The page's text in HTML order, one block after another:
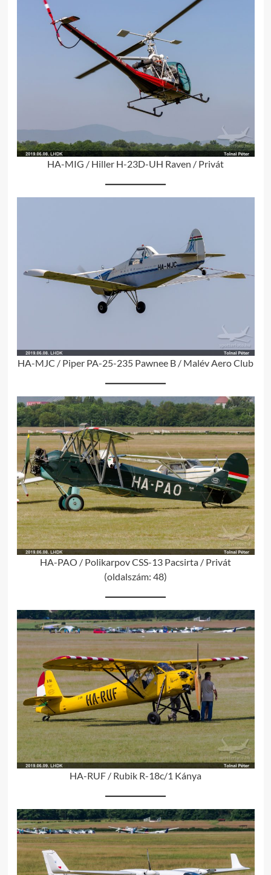
HA-MIG / Hiller H-23D-UH Raven / Privát
HA-MJC / Piper PA-25-235 Pawnee B / Malév Aero Club
HA-PAO / Polikarpov CSS-13 Pacsirta / Privát
(oldalszám: 48)
HA-RUF / Rubik R-18c/1 Kánya